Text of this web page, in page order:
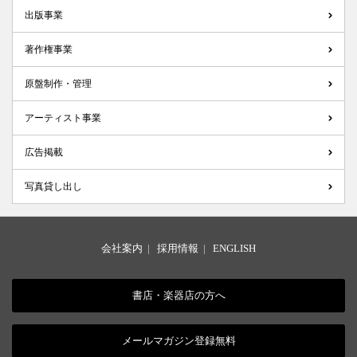
出版事業
著作権事業
原盤制作・管理
アーティスト事業
広告掲載
写真貸し出し
会社案内 | 採用情報 | ENGLISH
書店・楽器店の方へ
メールマガジン登録無料